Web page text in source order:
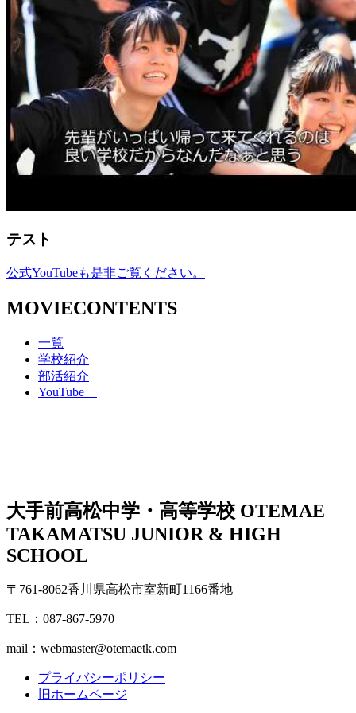
テスト
公式YouTubeも是非ご覧ください。
MOVIECONTENTS
一覧
学校紹介
部活紹介
YouTube
大手前高松中学・高等学校 OTEMAE
TAKAMATSU JUNIOR & HIGH
SCHOOL
〒761-8062香川県高松市室新町1166番地
TEL：087-867-5970
mail：webmaster@otemaetk.com
プライバシーポリシー
旧ホームページ